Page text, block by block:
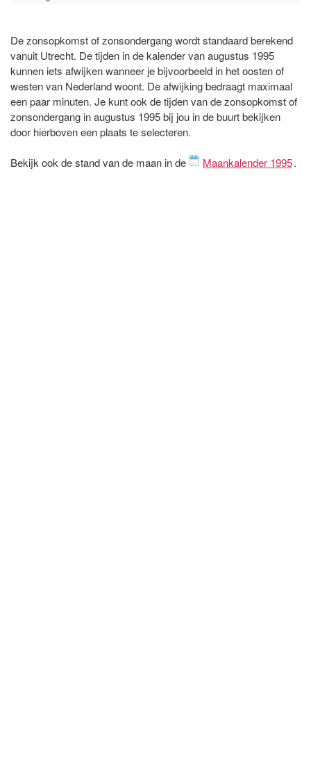
De zonsopkomst of zonsondergang wordt standaard berekend
vanuit Utrecht. De tijden in de kalender van augustus 1995
kunnen iets afwijken wanneer je bijvoorbeeld in het oosten of
westen van Nederland woont. De afwijking bedraagt maximaal
een paar minuten. Je kunt ook de tijden van de zonsopkomst of
zonsondergang in augustus 1995 bij jou in de buurt bekijken
door hierboven een plaats te selecteren.
Bekijk ook de stand van de maan in de Maankalender 1995.